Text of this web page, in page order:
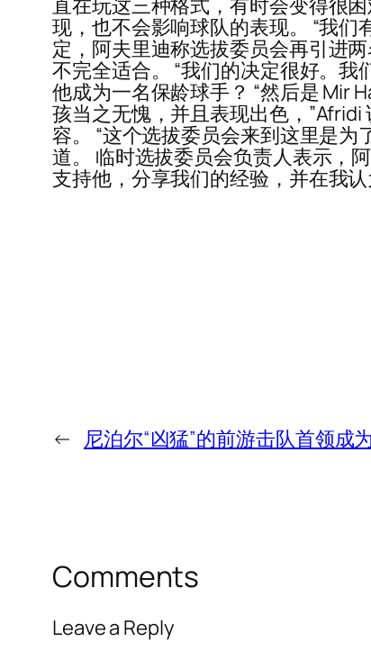
直在玩这三种格式，有时会变得很
现，也不会影响球队的表现。 “我
定，阿夫里迪称选拔委员会再引进
不完全适合。 “我们的决定很好。
他成为一名保龄球手？ “然后是 Mir
孩当之无愧，并且表现出色，
容。 “这个选拔委员会来到这里是
道。 临时选拔委员会负责人表示，
支持他，分享我们的经验，并在我
← 尼泊尔“凶猛”的前游击队首领成
Comments
Leave a Reply